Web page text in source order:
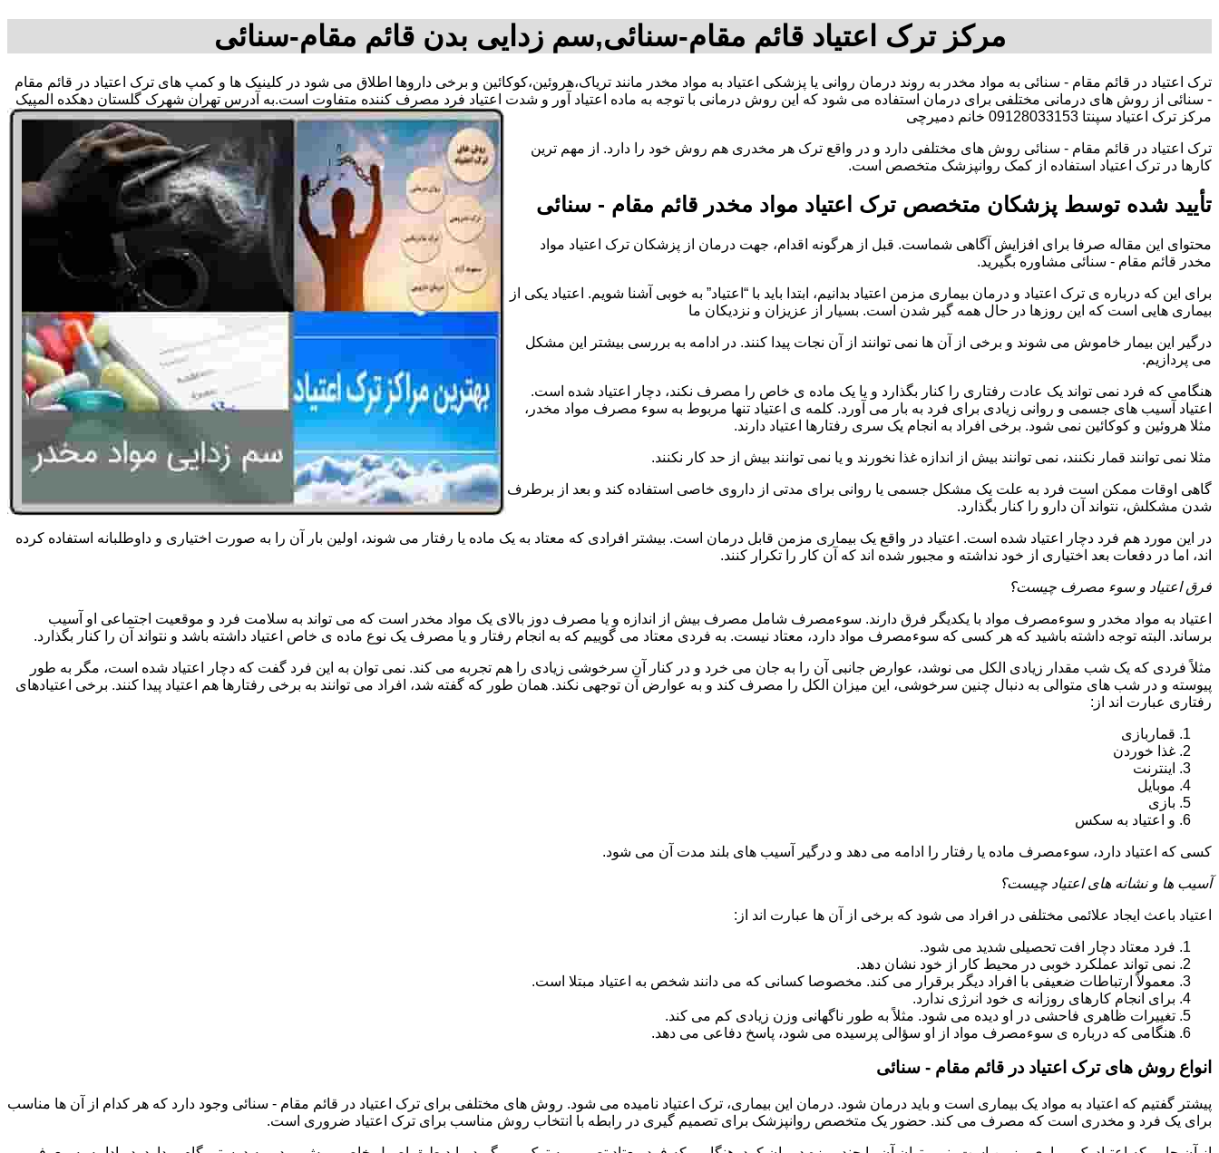
مرکز ترک اعتیاد قائم مقام-سنائی,سم زدایی بدن قائم مقام-سنائی
ترک اعتیاد در قائم مقام - سنائی به مواد مخدر به روند درمان روانی یا پزشکی اعتیاد به مواد مخدر مانند تریاک،هروئین،کوکائین و برخی داروها اطلاق می شود در کلینیک ها و کمپ های ترک اعتیاد در قائم مقام
- سنائی از روش های درمانی مختلفی برای درمان استفاده می شود که این روش درمانی با توجه به ماده اعتیاد آور و شدت اعتیاد فرد مصرف کننده متفاوت است.به آدرس تهران شهرک گلستان دهکده المپیک
مرکز ترک اعتیاد سپنتا 09128033153 خانم دمیرچی
ترک اعتیاد در قائم مقام - سنائی روش های مختلفی دارد و در واقع ترک هر مخدری هم روش خود را دارد. از مهم ترین
کارها در ترک اعتیاد استفاده از کمک روانپزشک متخصص است.
تأیید شده توسط پزشکان متخصص ترک اعتیاد مواد مخدر قائم مقام - سنائی
محتوای این مقاله صرفا برای افزایش آگاهی شماست. قبل از هرگونه اقدام، جهت درمان از پزشکان ترک اعتیاد مواد
مخدر قائم مقام - سنائی مشاوره بگیرید.
برای این که درباره ی ترک اعتیاد و درمان بیماری مزمن اعتیاد بدانیم، ابتدا باید با “اعتیاد” به خوبی آشنا شویم. اعتیاد یکی از
بیماری هایی است که این روزها در حال همه گیر شدن است. بسیار از عزیزان و نزدیکان ما
درگیر این بیمار خاموش می شوند و برخی از آن ها نمی توانند از آن نجات پیدا کنند. در ادامه به بررسی بیشتر این مشکل
می پردازیم.
هنگامی که فرد نمی تواند یک عادت رفتاری را کنار بگذارد و یا یک ماده ی خاص را مصرف نکند، دچار اعتیاد شده است.
اعتیاد آسیب های جسمی و روانی زیادی برای فرد به بار می آورد. کلمه ی اعتیاد تنها مربوط به سوء مصرف مواد مخدر،
مثلا هروئین و کوکائین نمی شود. برخی افراد به انجام یک سری رفتارها اعتیاد دارند.
مثلا نمی توانند قمار نکنند، نمی توانند بیش از اندازه غذا نخورند و یا نمی توانند بیش از حد کار نکنند.
گاهی اوقات ممکن است فرد به علت یک مشکل جسمی یا روانی برای مدتی از داروی خاصی استفاده کند و بعد از برطرف
شدن مشکلش، نتواند آن دارو را کنار بگذارد.
در این مورد هم فرد دچار اعتیاد شده است. اعتیاد در واقع یک بیماری مزمن قابل درمان است. بیشتر افرادی که معتاد به یک ماده یا رفتار می شوند، اولین بار آن را به صورت اختیاری و داوطلبانه استفاده کرده
اند، اما در دفعات بعد اختیاری از خود نداشته و مجبور شده اند که آن کار را تکرار کنند.
فرق اعتیاد و سوء مصرف چیست؟
اعتیاد به مواد مخدر و سوءمصرف مواد با یکدیگر فرق دارند. سوءمصرف شامل مصرف بیش از اندازه و یا مصرف دوز بالای یک مواد مخدر است که می تواند به سلامت فرد و موقعیت اجتماعی او آسیب
برساند. البته توجه داشته باشید که هر کسی که سوءمصرف مواد دارد، معتاد نیست. به فردی معتاد می گوییم که به انجام رفتار و یا مصرف یک نوع ماده ی خاص اعتیاد داشته باشد و نتواند آن را کنار بگذارد.
مثلاً فردی که یک شب مقدار زیادی الکل می نوشد، عوارض جانبی آن را به جان می خرد و در کنار آن سرخوشی زیادی را هم تجربه می کند. نمی توان به این فرد گفت که دچار اعتیاد شده است، مگر به طور
پیوسته و در شب های متوالی به دنبال چنین سرخوشی، این میزان الکل را مصرف کند و به عوارض آن توجهی نکند. همان طور که گفته شد، افراد می توانند به برخی رفتارها هم اعتیاد پیدا کنند. برخی اعتیادهای
رفتاری عبارت اند از:
قماربازی
غذا خوردن
اینترنت
موبایل
بازی
و اعتیاد به سکس
کسی که اعتیاد دارد، سوءمصرف ماده یا رفتار را ادامه می دهد و درگیر آسیب های بلند مدت آن می شود.
آسیب ها و نشانه های اعتیاد چیست؟
اعتیاد باعث ایجاد علائمی مختلفی در افراد می شود که برخی از آن ها عبارت اند از:
فرد معتاد دچار افت تحصیلی شدید می شود.
نمی تواند عملکرد خوبی در محیط کار از خود نشان دهد.
معمولاً ارتباطات ضعیفی با افراد دیگر برقرار می کند. مخصوصا کسانی که می دانند شخص به اعتیاد مبتلا است.
برای انجام کارهای روزانه ی خود انرژی ندارد.
تغییرات ظاهری فاحشی در او دیده می شود. مثلاً به طور ناگهانی وزن زیادی کم می کند.
هنگامی که درباره ی سوءمصرف مواد از او سؤالی پرسیده می شود، پاسخ دفاعی می دهد.
انواع روش های ترک اعتیاد در قائم مقام - سنائی
پیشتر گفتیم که اعتیاد به مواد یک بیماری است و باید درمان شود. درمان این بیماری، ترک اعتیاد نامیده می شود. روش های مختلفی برای ترک اعتیاد در قائم مقام - سنائی وجود دارد که هر کدام از آن ها مناسب
برای یک فرد و مخدری است که مصرف می کند. حضور یک متخصص روانپزشک برای تصمیم گیری در رابطه با انتخاب روش مناسب برای ترک اعتیاد ضروری است.